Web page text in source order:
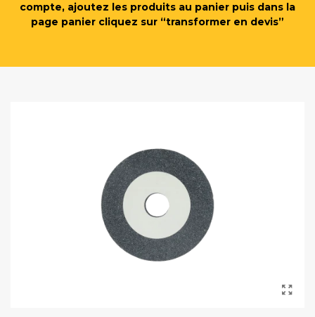
compte, ajoutez les produits au panier puis dans la
page panier cliquez sur “transformer en devis”